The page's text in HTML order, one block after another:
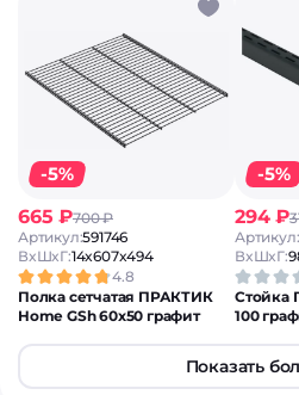
-5%
665 ₽700 ₽
Артикул:591746
ВxШxГ:14x607x494
4.8
Полка сетчатая ПРАКТИК
Home GSh 60х50 графит
-5%
294 ₽
Артикул:
ВxШxГ:
Стойка
100
Показать